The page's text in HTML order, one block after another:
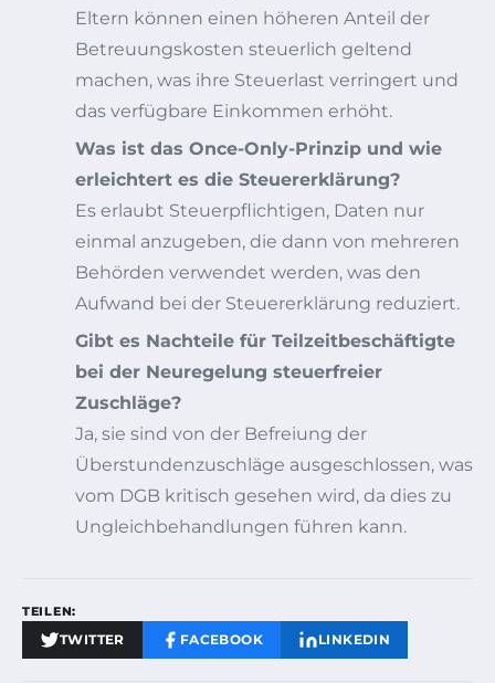
Eltern können einen höheren Anteil der
Betreuungskosten steuerlich geltend
machen, was ihre Steuerlast verringert und
das verfügbare Einkommen erhöht.
Was ist das Once-Only-Prinzip und wie
erleichtert es die Steuererklärung?
Es erlaubt Steuerpflichtigen, Daten nur
einmal anzugeben, die dann von mehreren
Behörden verwendet werden, was den
Aufwand bei der Steuererklärung reduziert.
Gibt es Nachteile für Teilzeitbeschäftigte
bei der Neuregelung steuerfreier
Zuschläge?
Ja, sie sind von der Befreiung der
Überstundenzuschläge ausgeschlossen, was
vom DGB kritisch gesehen wird, da dies zu
Ungleichbehandlungen führen kann.
TEILEN:
TWITTER FACEBOOK LINKEDIN